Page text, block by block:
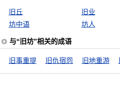
旧丘 旧业
坊中语
坊人
与“旧坊”相关的成语
旧事重提 旧仇宿怨 旧地重游